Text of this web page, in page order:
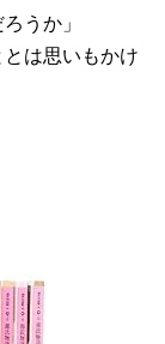
うか」
は思いもかけ